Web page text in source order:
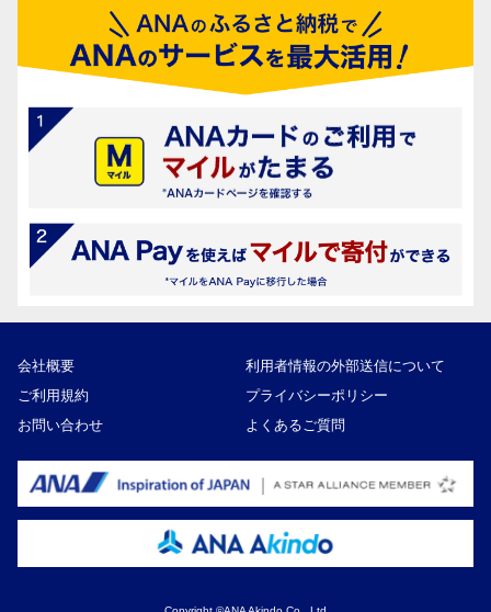
会社概要
利用者情報の外部送信について
ご利用規約
プライバシーポリシー
お問い合わせ
よくあるご質問